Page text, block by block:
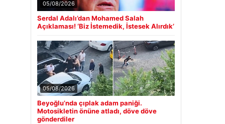
05/08/2026
Serdal Adalı’dan Mohamed Salah
Açıklaması! ‘Biz İstemedik, İstesek Alırdık’
05/08/2026
Beyoğlu’nda çıplak adam paniği.
Motosikletin önüne atladı, döve döve
gönderdiler